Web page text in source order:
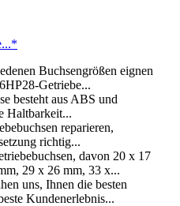
Buchsengrößen eignen
Getriebe...
besteht aus ABS und
Haltbarkeit...
reparieren,
richtig...
davon 20 x 17
29 x 26 mm, 33 x...
uns, Ihnen die besten
Kundenerlebnis...